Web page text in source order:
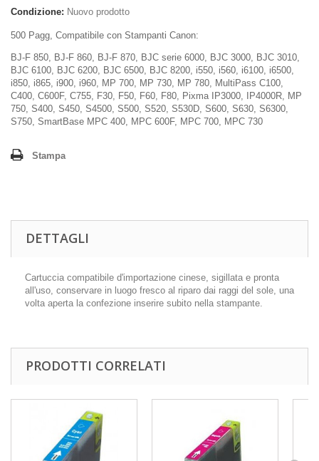
Condizione: Nuovo prodotto
500 Pagg, Compatibile con Stampanti Canon:
BJ-F 850, BJ-F 860, BJ-F 870, BJC serie 6000, BJC 3000, BJC 3010,
BJC 6100, BJC 6200, BJC 6500, BJC 8200, i550, i560, i6100, i6500,
i850, i865, i900, i960, MP 700, MP 730, MP 780, MultiPass C100,
C400, C600F, C755, F30, F50, F60, F80, Pixma IP3000, IP4000R, MP
750, S400, S450, S4500, S500, S520, S530D, S600, S630, S6300,
S750, SmartBase MPC 400, MPC 600F, MPC 700, MPC 730
Stampa
DETTAGLI
Cartuccia compatibile d'importazione cinese, sigillata e pronta
all'uso, conservare in luogo fresco al riparo dai raggi del sole, una
volta aperta la confezione inserire subito nella stampante.
PRODOTTI CORRELATI